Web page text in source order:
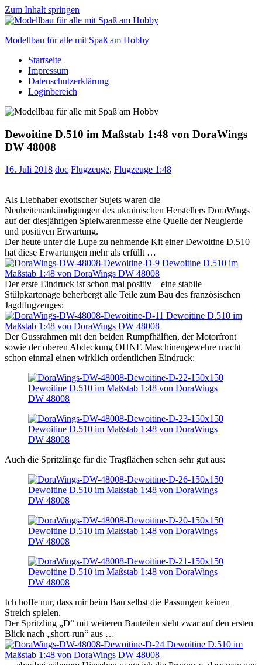
Zum Inhalt springen
Modellbau für alle mit Spaß am Hobby
Scale
modelling
to
Startseite
Impressum
Datenschutzerklärung
Loginbereich
Dewoitine D.510 im Maßstab 1:48 von DoraWings
DW 48008
16. Juli 2018 doc Flugzeuge, Flugzeuge 1:48
Als Liebhaber exotischer Sujets waren die
Neuheitenankündigungen des ukrainischen Herstellers DoraWings
auf der diesjährigen Spielwarenmesse eine Quelle der Neugierde
und positiven Erwartung.
Der heute unter die Lupe zu nehmende Kit einer Dewoitine D.510
hat diese Erwartungen mehr als erfüllt …
Der erste Eindruck ist schon mal positiv – eine stabile
Stülpkartonage beherbergt alle Teile zum Bau des französischen
Jagdflugzeuges:
Der Gussrahmen mit den beiden Rumpfhälften, der Motorfront
sowie der oberen Abdeckung OHNE Maschinengewehre macht
schon einmal einen wirklich ordentlichen Eindruck:
Auch die Spritzlinge für die Tragflächen sehen sehr gut aus:
Ich hoffe nur, dass mir beim Bau selbst die Passungen keinen
Streich spielen.
Der Spritzling „D“ mit weiteren Bauteilen sieht zwar auf den ersten
Blick nach „short-run“ aus …